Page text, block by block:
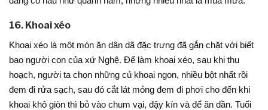
16. Khoai xéo
Khoai xéo là một món ăn dân dã đặc trưng đã gắn chặt với biết
bao người con của xứ Nghệ. Để làm khoai xéo, sau khi thu
hoạch, người ta chọn những củ khoai ngon, nhiều bột nhất rồi
đem đi rửa sạch, sau đó cắt lát mỏng đem đi phơi cho đến khi
khoai khô giòn thì bỏ vào chum vại, đậy kín và để ăn dần. Tuổi